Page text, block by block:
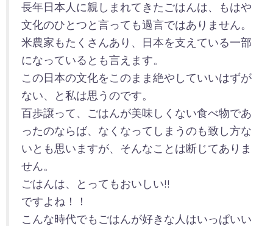
長年日本人に親しまれてきたごはんは、もはや
文化のひとつと言っても過言ではありません。
米農家もたくさんあり、日本を支えている一部
になっているとも言えます。
この日本の文化をこのまま絶やしていいはずが
ない、と私は思うのです。
百歩譲って、ごはんが美味しくない食べ物であ
ったのならば、なくなってしまうのも致し方な
いとも思いますが、そんなことは断じてありま
せん。
ごはんは、とってもおいしい!!
ですよね！！
こんな時代でもごはんが好きな人はいっぱいい